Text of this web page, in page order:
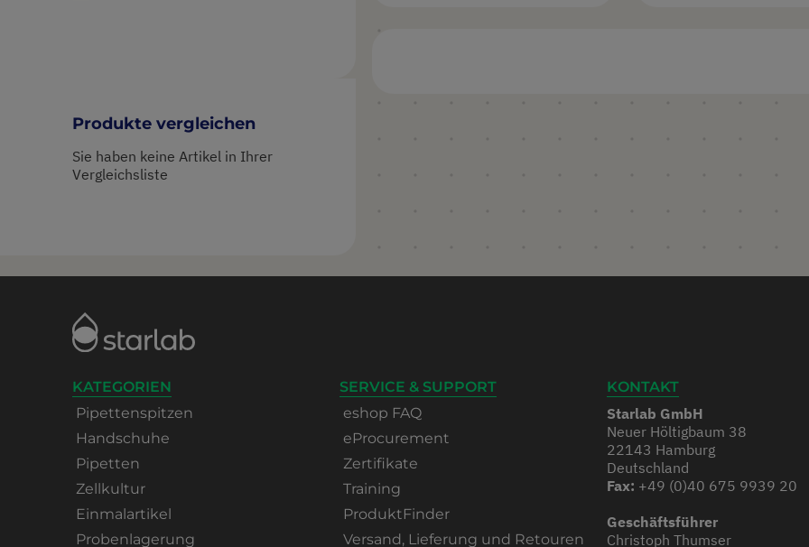
Produkte vergleichen
Sie haben keine Artikel in Ihrer
Vergleichsliste
KATEGORIEN
Pipettenspitzen
Handschuhe
Pipetten
Zellkultur
Einmalartikel
Probenlagerung
SERVICE & SUPPORT
eshop FAQ
eProcurement
Zertifikate
Training
ProduktFinder
Versand, Lieferung und Retouren
KONTAKT
Starlab GmbH
Neuer Höltigbaum 38
22143 Hamburg
Deutschland
Fax: +49 (0)40 675 9939 20
Geschäftsführer
Christoph Thumser